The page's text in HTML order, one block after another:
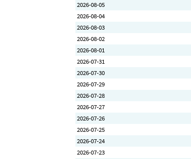
2026-08-05
2026-08-04
2026-08-03
2026-08-02
2026-08-01
2026-07-31
2026-07-30
2026-07-29
2026-07-28
2026-07-27
2026-07-26
2026-07-25
2026-07-24
2026-07-23